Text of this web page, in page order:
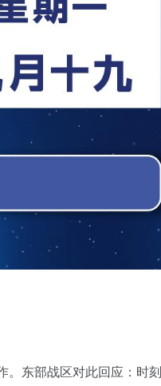
。东部战区对此回应：时